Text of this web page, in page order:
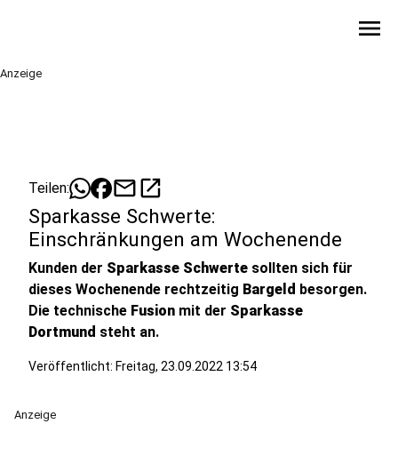
menu
Anzeige
Teilen: mailopen_in_new
Sparkasse Schwerte:
Einschränkungen am Wochenende
Kunden der Sparkasse Schwerte sollten sich für
dieses Wochenende rechtzeitig Bargeld besorgen.
Die technische Fusion mit der Sparkasse
Dortmund steht an.
Veröffentlicht: Freitag, 23.09.2022 13:54
Anzeige